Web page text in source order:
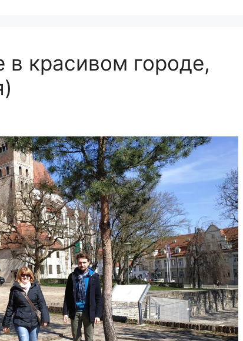
в красивом городе,